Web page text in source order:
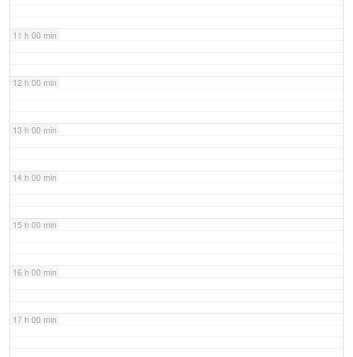
11 h 00 min
12 h 00 min
13 h 00 min
14 h 00 min
15 h 00 min
16 h 00 min
17 h 00 min